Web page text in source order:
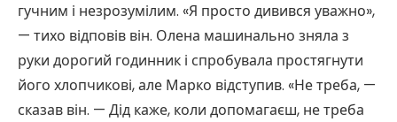
гучним і незрозумілим. «Я просто дивився уважно»,
— тихо відповів він. Олена машинально зняла з
руки дорогий годинник і спробувала простягнути
його хлопчикові, але Марко відступив. «Не треба, —
сказав він. — Дід каже, коли допомагаєш, не треба